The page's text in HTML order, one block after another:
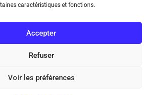
caractéristiques et fonctions.
Accepter
Refuser
Voir les préférences
de l’Electronique et des Technologies
de la Communication